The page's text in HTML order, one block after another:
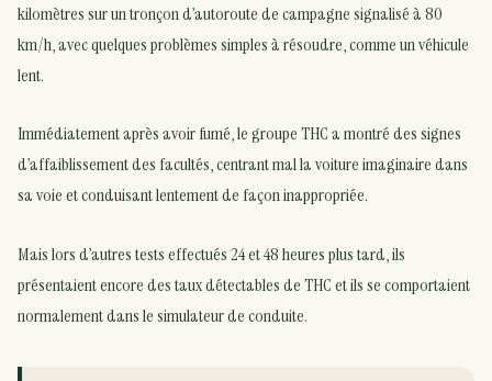
kilomètres sur un tronçon d’autoroute de campagne signalisé à 80
km/h, avec quelques problèmes simples à résoudre, comme un véhicule
lent.
Immédiatement après avoir fumé, le groupe THC a montré des signes
d’affaiblissement des facultés, centrant mal la voiture imaginaire dans
sa voie et conduisant lentement de façon inappropriée.
Mais lors d’autres tests effectués 24 et 48 heures plus tard, ils
présentaient encore des taux détectables de THC et ils se comportaient
normalement dans le simulateur de conduite.